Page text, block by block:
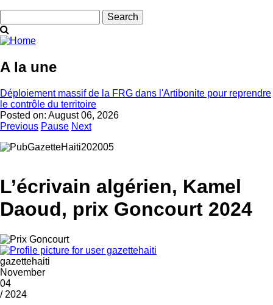
A la une
Déploiement massif de la FRG dans l'Artibonite pour reprendre
le contrôle du territoire
Posted on: August 06, 2026
Previous Pause Next
L’écrivain algérien, Kamel
Daoud, prix Goncourt 2024
gazettehaiti
November
04
/ 2024